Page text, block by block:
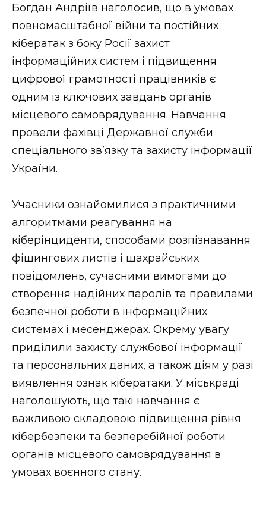
ВІДЕО
Богдан Андріїв наголосив, що в умовах
повномасштабної війни та постійних
кібератак з боку Росії захист
інформаційних систем і підвищення
цифрової грамотності працівників є
одним із ключових завдань органів
місцевого самоврядування. Навчання
провели фахівці Державної служби
спеціального зв’язку та захисту інформації
України.
Учасники ознайомилися з практичними
алгоритмами реагування на
кіберінциденти, способами розпізнавання
фішингових листів і шахрайських
повідомлень, сучасними вимогами до
створення надійних паролів та правилами
безпечної роботи в інформаційних
системах і месенджерах. Окрему увагу
приділили захисту службової інформації
та персональних даних, а також діям у разі
виявлення ознак кібератаки. У міськраді
наголошують, що такі навчання є
важливою складовою підвищення рівня
кібербезпеки та безперебійної роботи
органів місцевого самоврядування в
умовах воєнного стану.